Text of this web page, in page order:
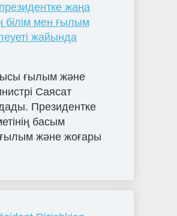
жаңа
білім мен ғылым
жайында
ғылым және
Саясат
Президентке
басым
және жоғары